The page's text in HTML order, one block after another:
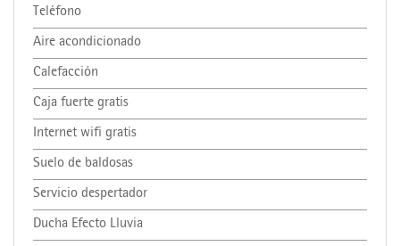
Teléfono
Aire acondicionado
Calefacción
Caja fuerte gratis
Internet wifi gratis
Suelo de baldosas
Servicio despertador
Ducha Efecto Lluvia